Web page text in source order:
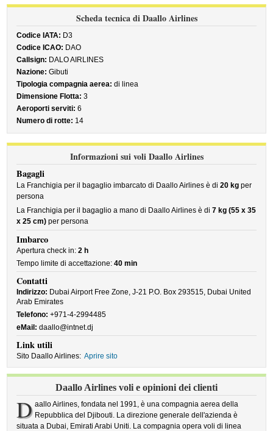
Scheda tecnica di Daallo Airlines
Codice IATA: D3
Codice ICAO: DAO
Callsign: DALO AIRLINES
Nazione: Gibuti
Tipologia compagnia aerea: di linea
Dimensione Flotta: 3
Aeroporti serviti: 6
Numero di rotte: 14
Informazioni sui voli Daallo Airlines
Bagagli
La Franchigia per il bagaglio imbarcato di Daallo Airlines è di20 kg per
persona
La Franchigia per il bagaglio a mano di Daallo Airlines è di7 kg (55 x 35
x 25 cm) per persona
Imbarco
Apertura check in:2 h
Tempo limite di accettazione:40 min
Contatti
Indirizzo: Dubai Airport Free Zone, J-21 P.O. Box 293515, Dubai United
Arab Emirates
Telefono: +971-4-2994485
eMail: daallo@intnet.dj
Link utili
Sito Daallo Airlines: Aprire sito
Daallo Airlines voli e opinioni dei clienti
D aallo Airlines, fondata nel 1991, è una compagnia aerea della
Repubblica del Djibouti. La direzione generale dell'azienda è
situata a Dubai, Emirati Arabi Uniti. La compagnia opera voli di linea